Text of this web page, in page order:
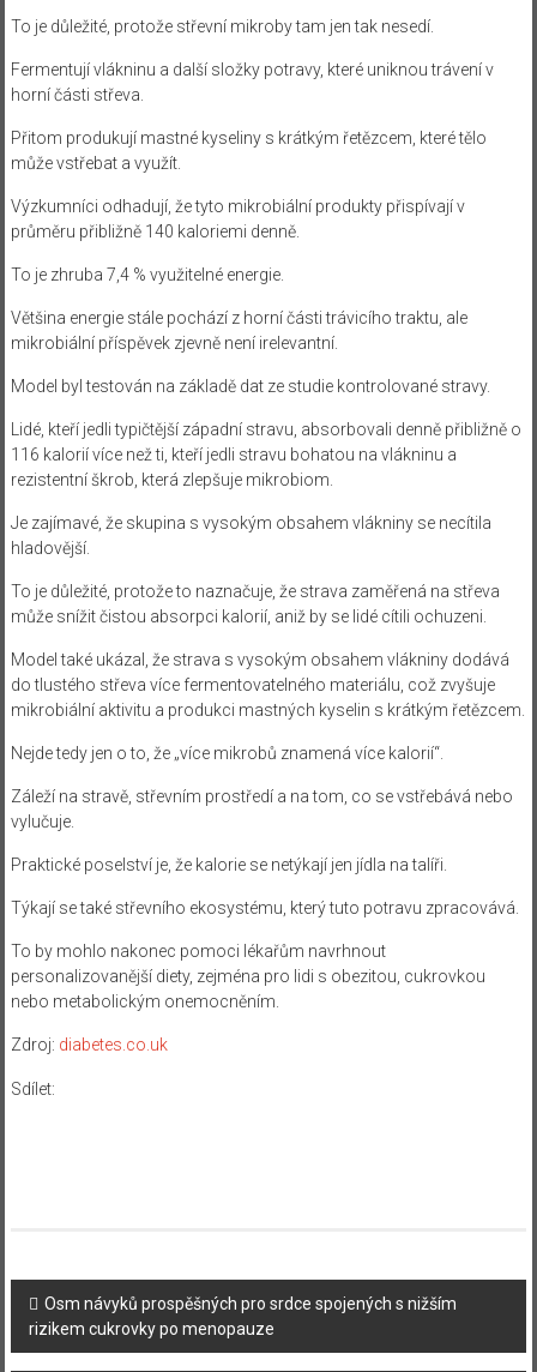
To je důležité, protože střevní mikroby tam jen tak nesedí.
Fermentují vlákninu a další složky potravy, které uniknou trávení v
horní části střeva.
Přitom produkují mastné kyseliny s krátkým řetězcem, které tělo
může vstřebat a využít.
Výzkumníci odhadují, že tyto mikrobiální produkty přispívají v
průměru přibližně 140 kaloriemi denně.
To je zhruba 7,4 % využitelné energie.
Většina energie stále pochází z horní části trávicího traktu, ale
mikrobiální příspěvek zjevně není irelevantní.
Model byl testován na základě dat ze studie kontrolované stravy.
Lidé, kteří jedli typičtější západní stravu, absorbovali denně přibližně o
116 kalorií více než ti, kteří jedli stravu bohatou na vlákninu a
rezistentní škrob, která zlepšuje mikrobiom.
Je zajímavé, že skupina s vysokým obsahem vlákniny se necítila
hladovější.
To je důležité, protože to naznačuje, že strava zaměřená na střeva
může snížit čistou absorpci kalorií, aniž by se lidé cítili ochuzeni.
Model také ukázal, že strava s vysokým obsahem vlákniny dodává
do tlustého střeva více fermentovatelného materiálu, což zvyšuje
mikrobiální aktivitu a produkci mastných kyselin s krátkým řetězcem.
Nejde tedy jen o to, že „více mikrobů znamená více kalorií“.
Záleží na stravě, střevním prostředí a na tom, co se vstřebává nebo
vylučuje.
Praktické poselství je, že kalorie se netýkají jen jídla na talíři.
Týkají se také střevního ekosystému, který tuto potravu zpracovává.
To by mohlo nakonec pomoci lékařům navrhnout
personalizovanější diety, zejména pro lidi s obezitou, cukrovkou
nebo metabolickým onemocněním.
Zdroj: diabetes.co.uk
Sdílet:
Navigace
příspěvku
Osm návyků prospěšných pro srdce spojených s nižším
rizikem cukrovky po menopauze